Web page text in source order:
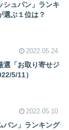
シュパン」ランキ
選ぶ１位は？
2022.05.24
選「お取り寄せジ
5/11）
2022.05.10
パン」ランキング